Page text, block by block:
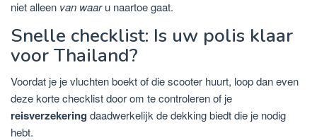
niet alleen van waaru naartoe gaat.
Snelle checklist: Is uw polis klaar
voor Thailand?
Voordat je je vluchten boekt of die scooter huurt, loop dan even
deze korte checklist door om te controleren of je
reisverzekering daadwerkelijk de dekking biedt die je nodig
hebt.